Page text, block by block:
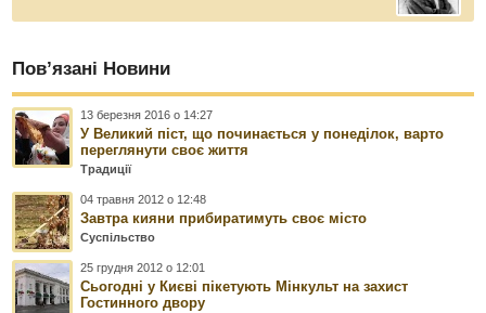
Пов’язані Новини
13 березня 2016 о 14:27
У Великий піст, що починається у понеділок, варто
переглянути своє життя
Традиції
04 травня 2012 о 12:48
Завтра кияни прибиратимуть своє місто
Суспільство
25 грудня 2012 о 12:01
Сьогодні у Києві пікетують Мінкульт на захист
Гостинного двору